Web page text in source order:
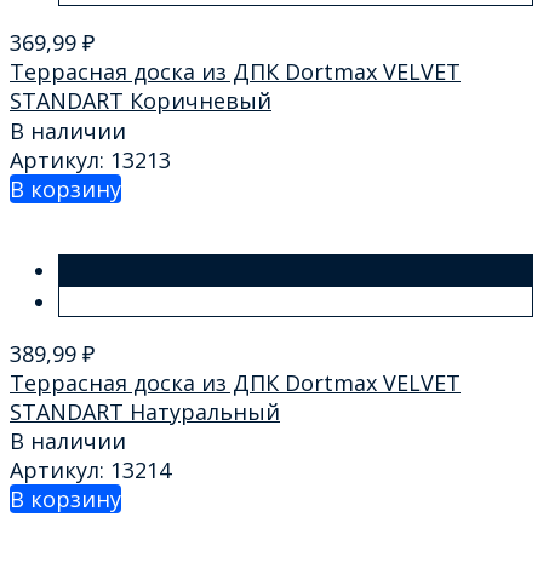
369,99 ₽
Террасная доска из ДПК Dortmax VELVET
STANDART Коричневый
В наличии
Артикул: 13213
В корзину
389,99 ₽
Террасная доска из ДПК Dortmax VELVET
STANDART Натуральный
В наличии
Артикул: 13214
В корзину